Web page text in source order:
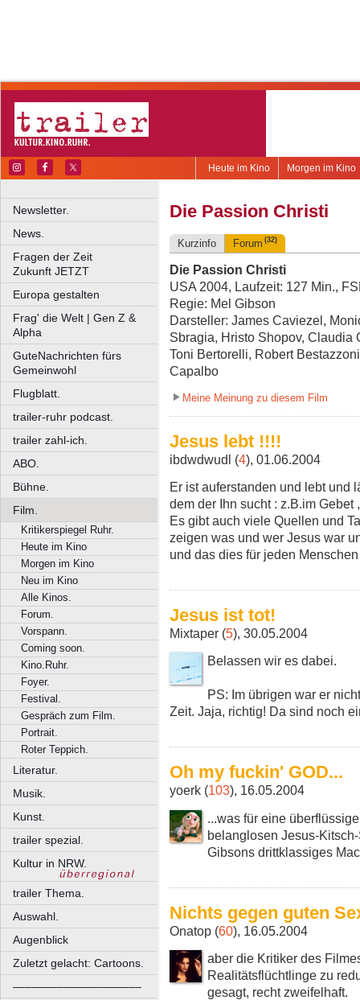
Morgen im Kino
Heute im Kino
Newsletter.
News.
Fragen der Zeit
Zukunft JETZT
Europa gestalten
Frag' die Welt | Gen Z &
Alpha
GuteNachrichten fürs
Gemeinwohl
Flugblatt.
trailer-ruhr podcast.
trailer zahl-ich.
ABO.
Bühne.
Film.
Kritikerspiegel Ruhr.
Heute im Kino
Morgen im Kino
Neu im Kino
Alle Kinos.
Forum.
Vorspann.
Coming soon.
Kino.Ruhr.
Foyer.
Festival.
Gespräch zum Film.
Portrait.
Roter Teppich.
Literatur.
Musik.
Kunst.
trailer spezial.
Kultur in NRW.
trailer Thema.
Auswahl.
Augenblick
Zuletzt gelacht: Cartoons.
––––––––––––––––––––
Die Passion Christi
Kurzinfo Forum (32)
Die Passion Christi
USA 2004, Laufzeit: 127 Min.,
Regie: Mel Gibson
Darsteller: James Caviezel,
Sbragia, Hristo Shopov,
Toni Bertorelli, Robert
Capalbo
Meine Meinung zu diesem Film
Jesus lebt !!!!
ibdwdwudl (4), 01.06.2004
Er ist auferstanden und lebt und
dem der Ihn sucht : z.B.im
Es gibt auch viele Quellen und
zeigen was und wer Jesus war
und das dies für jeden
Jesus ist tot!
Mixtaper (5), 30.05.2004
Belassen wir es dabei.
PS: Im übrigen war er
Zeit. Jaja, richtig! Da sind noch
Oh my fuckin' GOD...
yoerk (103), 16.05.2004
...was für eine
belanglosen Jesus-
Gibsons drittklassiges
Nichts gegen guten
Onatop (60), 16.05.2004
aber die Kritiker des
Realitätsflüchtlinge zu
gesagt, recht zweifelhaft.